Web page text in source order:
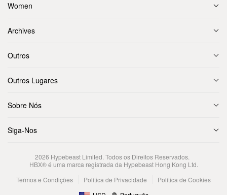
Women
Archives
Outros
Outros Lugares
Sobre Nós
Siga-Nos
2026 Hypebeast Limited. Todos os Direitos Reservados.
HBX® é uma marca registrada da Hypebeast Hong Kong Ltd.
Termos e Condições
Política de Privacidade
Política de Cookies